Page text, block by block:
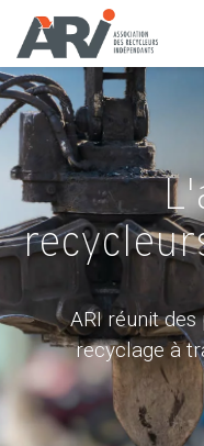
ARI réunit
recyclage à